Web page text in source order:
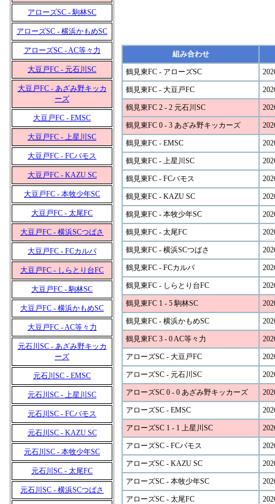
アローズSC - 駒林SC
アローズSC - 横浜かもめSC
アローズSC - AC等々力
大豆戸FC - 元石川SC
大豆戸FC - あざみ野キッカ
ーズ
大豆戸FC - EMSC
大豆戸FC - 上星川SC
大豆戸FC - FCバモス
大豆戸FC - KAZU SC
大豆戸FC - 本牧少年SC
大豆戸FC - 太尾FC
大豆戸FC - 横浜SCつばさ
大豆戸FC - FCカルパ
大豆戸FC - しらとり台FC
大豆戸FC - 駒林SC
大豆戸FC - 横浜かもめSC
大豆戸FC - AC等々力
元石川SC - あざみ野キッカ
ーズ
元石川SC - EMSC
元石川SC - 上星川SC
元石川SC - FCバモス
元石川SC - KAZU SC
元石川SC - 本牧少年SC
元石川SC - 太尾FC
元石川SC - 横浜SCつばさ
組み合わせ
鶴見東FC - アローズSC
鶴見東FC - 大豆戸FC
鶴見東FC 2 - 2 元石川SC
鶴見東FC 0 - 3 あざみ野キッカーズ
鶴見東FC - EMSC
鶴見東FC - 上星川SC
鶴見東FC - FCバモス
鶴見東FC - KAZU SC
鶴見東FC - 本牧少年SC
鶴見東FC - 太尾FC
鶴見東FC - 横浜SCつばさ
鶴見東FC - FCカルパ
鶴見東FC - しらとり台FC
鶴見東FC 1 - 5 駒林SC
鶴見東FC - 横浜かもめSC
鶴見東FC 3 - 0 AC等々力
アローズSC - 大豆戸FC
アローズSC - 元石川SC
アローズSC 0 - 0 あざみ野キッカーズ
アローズSC - EMSC
アローズSC 1 - 1 上星川SC
アローズSC - FCバモス
アローズSC - KAZU SC
アローズSC - 本牧少年SC
アローズSC - 太尾FC